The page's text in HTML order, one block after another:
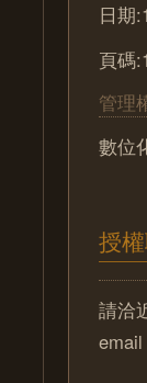
日期
頁碼
管理
數位
授
請洽